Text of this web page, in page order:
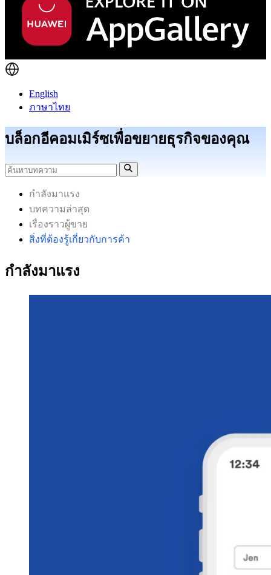
English
ภาษาไทย
บล็อกอีคอมเมิร์ซเพื่อขยายธุรกิจของคุณ
กำลังมาแรง
บทความล่าสุด
เรื่องราวผู้ขาย
สิ่งที่ต้องรู้เกี่ยวกับการค้า
กำลังมาแรง